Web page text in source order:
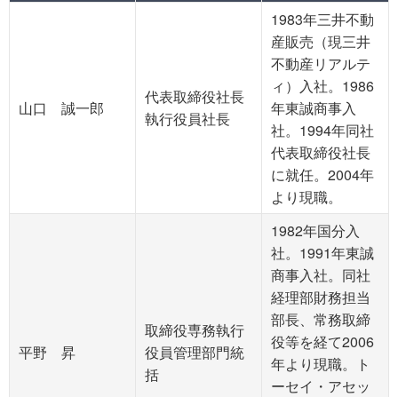
山口 誠一郎
代表取締役社長
執行役員社長
1983年三井不動
産販売（現三井
不動産リアルテ
ィ）入社。1986
年東誠商事入
社。1994年同社
代表取締役社長
に就任。2004年
より現職。
平野 昇
取締役専務執行
役員管理部門統
括
1982年国分入
社。1991年東誠
商事入社。同社
経理部財務担当
部長、常務取締
役等を経て2006
年より現職。ト
ーセイ・アセッ